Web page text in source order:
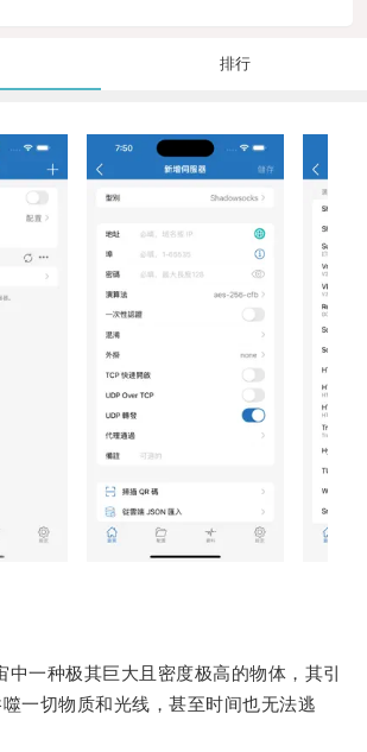
排行
一种极其巨大且密度极高的物体，其引
一切物质和光线，甚至时间也无法逃